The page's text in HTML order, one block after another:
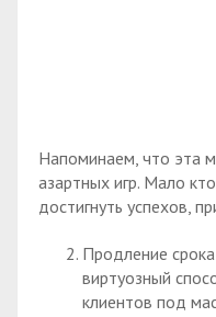
Напоминаем, что эта
азартных игр. Мало
достигнуть успехов,
Продление
виртуозный
клиентов под